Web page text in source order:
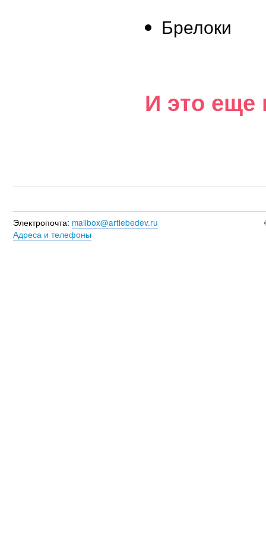
Брелоки
И это еще
Электропочта: mailbox@artlebedev.ru
Адреса и телефоны